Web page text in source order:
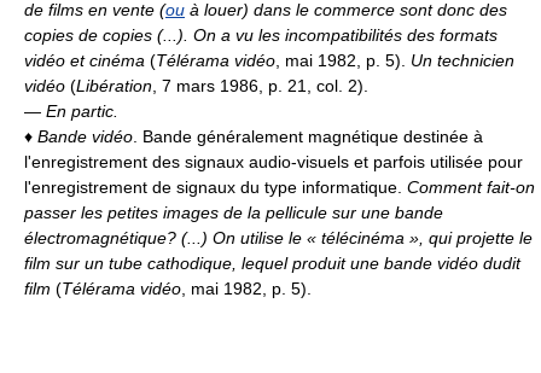
de films en vente (ou à louer) dans le commerce sont donc des
copies de copies (...). On a vu les incompatibilités des formats
vidéo et cinéma (Télérama vidéo , mai 1982, p. 5). Un technicien
vidéo (Libération , 7 mars 1986, p. 21, col. 2).
— En partic.
♦ Bande vidéo . Bande généralement magnétique destinée à
l'enregistrement des signaux audio-visuels et parfois utilisée pour
l'enregistrement de signaux du type informatique. Comment fait-on
passer les petites images de la pellicule sur une bande
électromagnétique? (...) On utilise le « télécinéma », qui projette le
film sur un tube cathodique, lequel produit une bande vidéo dudit
film (Télérama vidéo , mai 1982, p. 5).